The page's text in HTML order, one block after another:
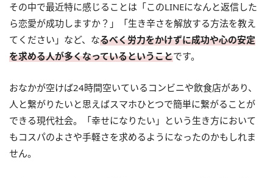
その中で最近特に感じることは「このLINEになんと返信した
ら恋愛が成功しますか？」「生き辛さを解放する方法を教え
てください」など、なるべく労力をかけずに成功や心の安定
を求める人が多くなっているということです。
おなかが空けば24時間空いているコンビニや飲食店があり、
人と繋がりたいと思えばスマホひとつで簡単に繋がることが
できる現代社会。「幸せになりたい」という生き方において
もコスパのよさや手軽さを求めるようになったのかもしれま
せん。